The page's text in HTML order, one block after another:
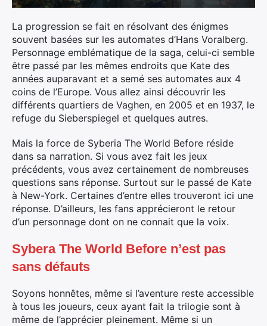
La progression se fait en résolvant des énigmes
souvent basées sur les automates d’Hans Voralberg.
Personnage emblématique de la saga, celui-ci semble
être passé par les mêmes endroits que Kate des
années auparavant et a semé ses automates aux 4
coins de l’Europe. Vous allez ainsi découvrir les
différents quartiers de Vaghen, en 2005 et en 1937, le
refuge du Sieberspiegel et quelques autres.
Mais la force de Syberia The World Before réside
dans sa narration. Si vous avez fait les jeux
précédents, vous avez certainement de nombreuses
questions sans réponse. Surtout sur le passé de Kate
à New-York. Certaines d’entre elles trouveront ici une
réponse. D’ailleurs, les fans apprécieront le retour
d’un personnage dont on ne connait que la voix.
Sybera The World Before n’est pas
sans défauts
Soyons honnêtes, même si l’aventure reste accessible
à tous les joueurs, ceux ayant fait la trilogie sont à
même de l’apprécier pleinement. Même si un